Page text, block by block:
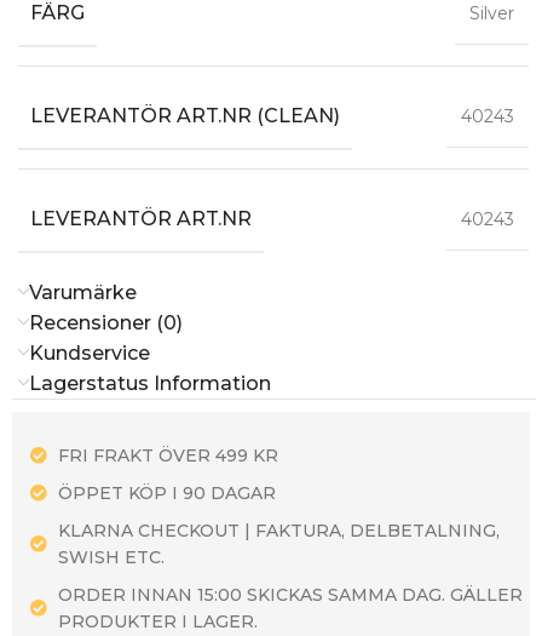
FÄRG Silver
LEVERANTÖR ART.NR (CLEAN) 40243
LEVERANTÖR ART.NR 40243
Varumärke
Recensioner (0)
Kundservice
Lagerstatus Information
FRI FRAKT ÖVER 499 KR
ÖPPET KÖP I 90 DAGAR
KLARNA CHECKOUT | FAKTURA, DELBETALNING,
SWISH ETC.
ORDER INNAN 15:00 SKICKAS SAMMA DAG. GÄLLER
PRODUKTER I LAGER.